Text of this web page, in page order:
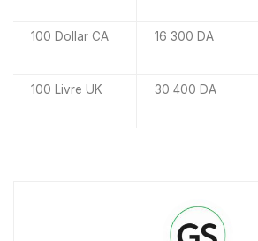
100 Dollar CA 16 300 DA
100 Livre UK 30 400 DA